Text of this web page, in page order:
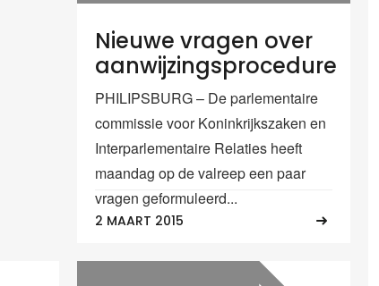
Nieuwe vragen over
aanwijzingsprocedure
PHILIPSBURG – De parlementaire
commissie voor Koninkrijkszaken en
Interparlementaire Relaties heeft
maandag op de valreep een paar
vragen geformuleerd...
2 MAART 2015